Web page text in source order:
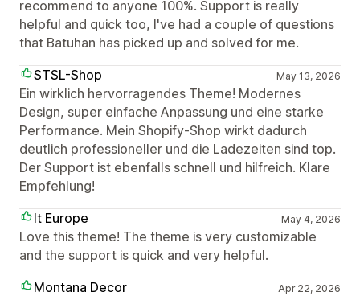
recommend to anyone 100%. Support is really
helpful and quick too, I've had a couple of questions
that Batuhan has picked up and solved for me.
STSL-Shop
May 13, 2026
Ein wirklich hervorragendes Theme! Modernes
Design, super einfache Anpassung und eine starke
Performance. Mein Shopify-Shop wirkt dadurch
deutlich professioneller und die Ladezeiten sind top.
Der Support ist ebenfalls schnell und hilfreich. Klare
Empfehlung!
It Europe
May 4, 2026
Love this theme! The theme is very customizable
and the support is quick and very helpful.
Montana Decor
Apr 22, 2026